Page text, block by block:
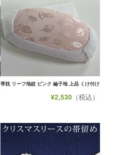
帯枕 リーフ地紋 ピンク 綸子地 上品 くけ付け
¥2,530（税込）